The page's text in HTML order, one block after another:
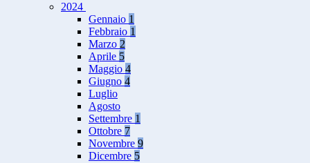
2024
Gennaio 1
Febbraio 1
Marzo 2
Aprile 5
Maggio 4
Giugno 4
Luglio
Agosto
Settembre 1
Ottobre 7
Novembre 9
Dicembre 5